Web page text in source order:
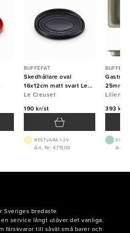
BUFFÉFAT
Skedhållare oval
16x12cm matt svart Le
Creuset
Le Creuset
190 kr/st
BEST.VARA 1-2V
Art. Nr: K71500
25mm
Lilien
393 kr/
Art.
Sveriges bredaste
service långt utöver det vanliga.
färskvaror till såväl små barer och